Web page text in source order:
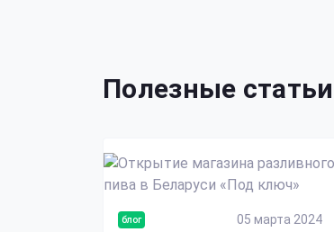
Полезные статьи
блог 05 марта 2024